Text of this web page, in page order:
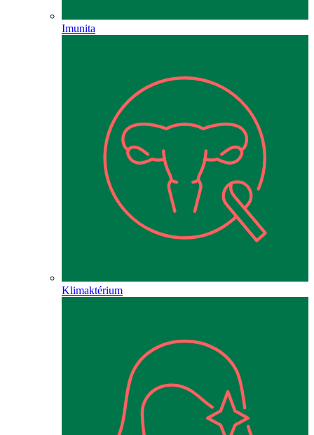
Imunita
Klimaktérium